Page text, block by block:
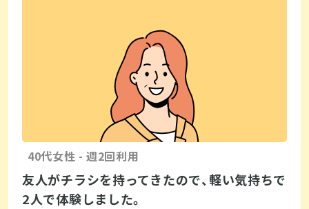
40代女性 - 週2回利用
友人がチラシを持ってきたので、軽い気持ちで
2人で体験しました。